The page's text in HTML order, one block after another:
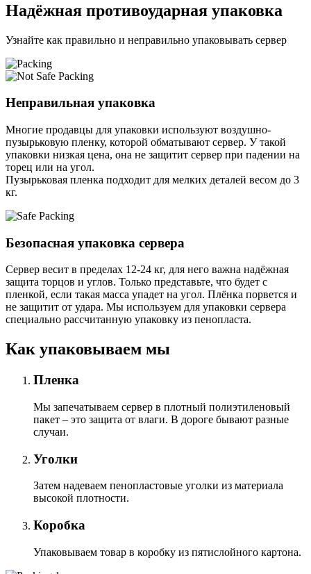
Надёжная противоударная упаковка
Узнайте как правильно и неправильно упаковывать сервер
Неправильная упаковка
Многие продавцы для упаковки используют воздушно-
пузырьковую пленку, которой обматывают сервер. У такой
упаковки низкая цена, она не защитит сервер при падении на
торец или на угол.
Пузырьковая пленка подходит для мелких деталей весом до 3
кг.
Безопасная упаковка сервера
Сервер весит в пределах 12-24 кг, для него важна надёжная
защита торцов и углов. Только представьте, что будет с
пленкой, если такая масса упадет на угол. Плёнка порвется и
не защитит от удара. Мы используем для упаковки сервера
специально расcчитанную упаковку из пенопласта.
Как упаковываем мы
Пленка
Мы запечатываем сервер в плотный полиэтиленовый
пакет – это защита от влаги. В дороге бывают разные
случаи.
Уголки
Затем надеваем пенопластовые уголки из материала
высокой плотности.
Коробка
Упаковываем товар в коробку из пятислойного картона.